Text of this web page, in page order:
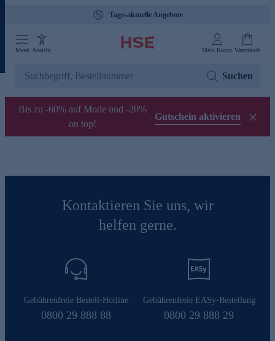
Tagesaktuelle Angebote
Menü Ansicht Mein Konto Warenkorb
Suchen
Bis zu -60% auf Mode und -20%
on top!
Gutschein aktivieren
Kontaktieren Sie uns, wir
helfen gerne.
Gebührenfreie Bestell-Hotline
0800 29 888 88
Gebührenfreie EASy-Bestellung
0800 29 888 29